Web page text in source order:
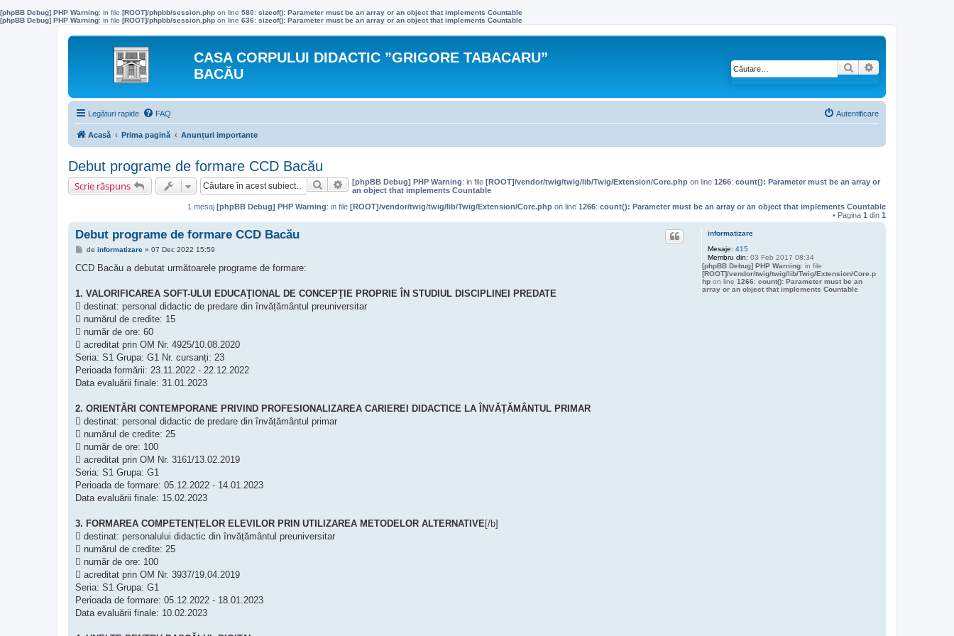
[phpBB Debug] PHP Warning: in file [ROOT]/phpbb/session.php on line 580: sizeof(): Parameter must be an array or an object that implements Countable
[phpBB Debug] PHP Warning: in file [ROOT]/phpbb/session.php on line 636: sizeof(): Parameter must be an array or an object that implements Countable
CASA CORPULUI DIDACTIC ”GRIGORE TABACARU”
BACĂU
Căutare
Legături rapide FAQ Autentificare
Acasă Prima pagină Anunțuri importante
Debut programe de formare CCD Bacău
Scrie răspuns CăutareCăutare avansată
[phpBB Debug] PHP Warning: in file [ROOT]/vendor/twig/twig/lib/Twig/Extension/Core.php on line 1266: count(): Parameter must be an array or
an object that implements Countable
1 mesaj [phpBB Debug] PHP Warning: in file [ROOT]/vendor/twig/twig/lib/Twig/Extension/Core.php on line 1266: count(): Parameter must be an array or an object that implements Countable
• Pagina 1 din 1
informatizare
Mesaje: 415
Membru din: 03 Feb 2017 08:34
[phpBB Debug] PHP Warning: in file
[ROOT]/vendor/twig/twig/lib/Twig/Extension/Core.p
hpon line 1266: count(): Parameter must be an
array or an object that implements Countable
Debut programe de formare CCD Bacău
M
s
de informatizare» 07 Dec 2022 15:59
CCD Bacău a debutat următoarele programe de formare:
1. VALORIFICAREA SOFT-ULUI EDUCAŢIONAL DE CONCEPŢIE PROPRIE ÎN STUDIUL DISCIPLINEI PREDATE
 destinat: personal didactic de predare din învățământul preuniversitar
 numărul de credite: 15
 număr de ore: 60
 acreditat prin OM Nr. 4925/10.08.2020
Seria: S1 Grupa: G1 Nr. cursanți: 23
Perioada formării: 23.11.2022 - 22.12.2022
Data evaluării finale: 31.01.2023
2. ORIENTĂRI CONTEMPORANE PRIVIND PROFESIONALIZAREA CARIEREI DIDACTICE LA ÎNVĂȚĂMÂNTUL PRIMAR
 destinat: personal didactic de predare din învățământul primar
 numărul de credite: 25
 număr de ore: 100
 acreditat prin OM Nr. 3161/13.02.2019
Seria: S1 Grupa: G1
Perioada de formare: 05.12.2022 - 14.01.2023
Data evaluării finale: 15.02.2023
3. FORMAREA COMPETENȚELOR ELEVILOR PRIN UTILIZAREA METODELOR ALTERNATIVE[/b]
 destinat: personalului didactic din învățământul preuniversitar
 numărul de credite: 25
 număr de ore: 100
 acreditat prin OM Nr. 3937/19.04.2019
Seria: S1 Grupa: G1
Perioada de formare: 05.12.2022 - 18.01.2023
Data evaluării finale: 10.02.2023